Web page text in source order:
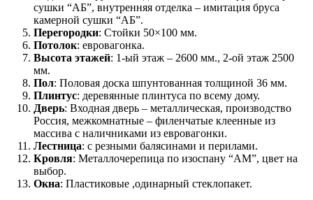
сушки “АБ”, внутренняя отделка – имитация бруса
камерной сушки “АБ”.
Перегородки: Стойки 50×100 мм.
Потолок: евровагонка.
Высота этажей: 1-ый этаж – 2600 мм., 2-ой этаж 2500
мм.
Пол: Половая доска шпунтованная толщиной 36 мм.
Плинтус: деревянные плинтуса по всему дому.
Дверь: Входная дверь – металлическая, производство
Россия, межкомнатные – филенчатые клеенные из
массива с наличниками из евровагонки.
Лестница: с резными балясинами и перилами.
Кровля: Металлочерепица по изоспану “АМ”, цвет на
выбор.
Окна: Пластиковые ,одинарный стеклопакет.